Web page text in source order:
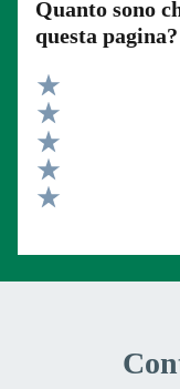
Quanto sono
questa pagina?
Valuta 5 stelle su 5
Valuta 4 stelle su 5
Valuta 3 stelle su 5
Valuta 2 stelle su 5